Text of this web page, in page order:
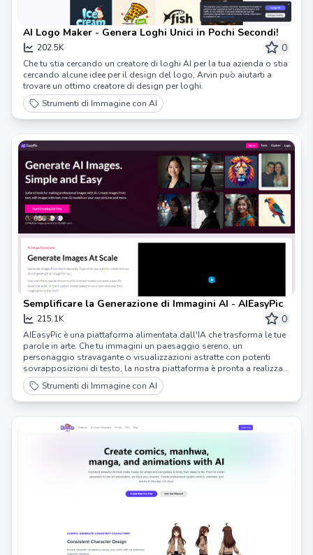
AI Logo Maker - Genera Loghi Unici in Pochi Secondi!
202.5K 0
Che tu stia cercando un creatore di loghi AI per la tua azienda o stia
cercando alcune idee per il design del logo, Arvin può aiutarti a
trovare un ottimo creatore di design per loghi.
Strumenti di Immagine con AI
Semplificare la Generazione di Immagini AI - AIEasyPic
215.1K 0
AIEasyPic è una piattaforma alimentata dall'IA che trasforma le tue
parole in arte. Che tu immagini un paesaggio sereno, un
personaggio stravagante o visualizzazioni astratte con potenti
sovrapposizioni di testo, la nostra piattaforma è pronta a realizzare
le tue idee creative.
Strumenti di Immagine con AI